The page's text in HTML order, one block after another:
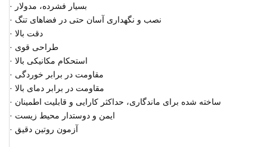
· بسیار فشرده، مدولار
· نصب و نگهداری آسان حتی در فضاهای تنگ
· دقت بالا
· طراحی قوی
· استحکام مکانیکی بالا
· مقاومت در برابر خوردگی
· مقاومت در برابر دمای بالا
· ساخته شده برای ماندگاری، حداکثر کارایی و قابلیت اطمینان
· ایمن و دوستدار محیط زیست
· آزمون روتین دقیق